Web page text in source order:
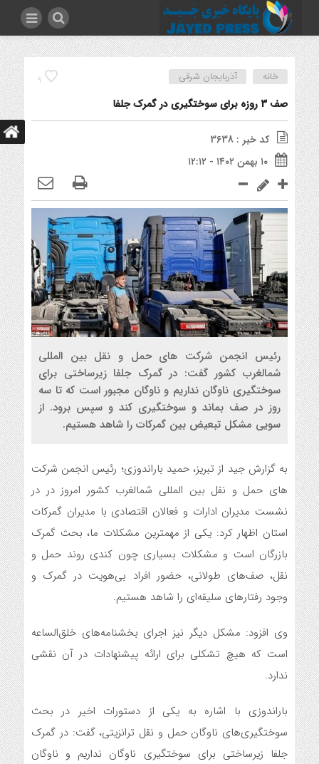
9 خانه آذربایجان شرقی
صف 3 روزه برای سوختگیری در گمرک جلفا
کد خبر : 3638
۱۰ بهمن ۱۴۰۲ - ۱۲:۱۲
رئیس انجمن شرکت های حمل و نقل بین المللی
شمالغرب کشور گفت: در گمرک جلفا زیرساختی برای
سوختگیری ناوگان نداریم و ناوگان مجبور است که تا سه
روز در صف بماند و سوختگیری کند و سپس برود. از
سویی مشکل تبعیض بین گمرکات را شاهد هستیم.
به گزارش جید از تبریز، حمید باراندوزی؛ رئیس انجمن شرکت
های حمل و نقل بین المللی شمالغرب کشور امروز در در
نشست مدیران ادارات و فعالان اقتصادی با مدیران گمرکات
استان اظهار کرد: یکی از مهمترین مشکلات ما، بحث گمرک
بازرگان است و مشکلات بسیاری چون کندی روند حمل و
نقل، صف‌های طولانی، حضور افراد بی‌هویت در گمرک و
وجود رفتارهای سلیقه‌ای را شاهد هستیم.
وی افزود: مشکل دیگر نیز اجرای بخشنامه‌های خلق‌الساعه‌
است که هیچ تشکلی برای ارائه پیشنهادات در آن نقشی
ندارد.
باراندوزی با اشاره به یکی از دستورات اخیر در بحث
سوختگیری‌های ناوگان حمل و نقل ترانزیتی، گفت: در گمرک
جلفا زیرساختی برای سوختگیری ناوگان نداریم و ناوگان